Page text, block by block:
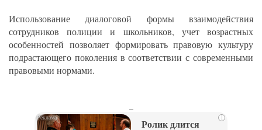
Использование диалоговой формы взаимодействия
сотрудников полиции и школьников, учет возрастных
особенностей позволяет формировать правовую культуру
подрастающего поколения в соответствии с современными
правовыми нормами.
i
Ролик длится